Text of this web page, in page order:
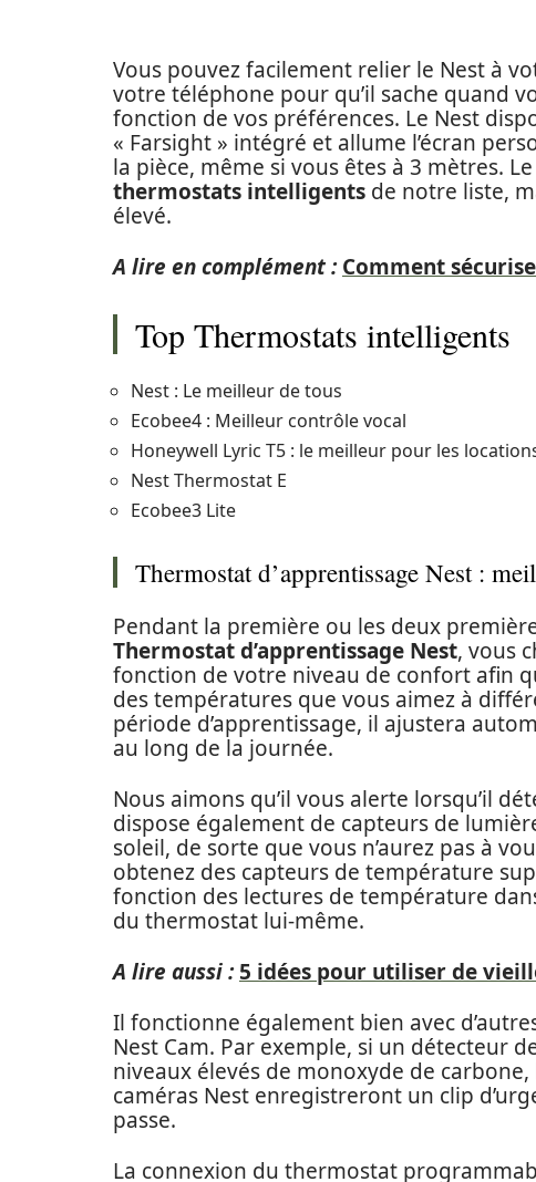
Vous pouvez facilement relier le Nest à
votre téléphone pour qu’il sache quand
fonction de vos préférences. Le Nest
« Farsight » intégré et allume l’écran
la pièce, même si vous êtes à 3 mètres.
thermostats intelligents de notre liste,
élevé.
A lire en complément : Comment
Top Thermostats intelligents
Nest : Le meilleur de tous
Ecobee4 : Meilleur contrôle vocal
Honeywell Lyric T5 : le meilleur pour les
Nest Thermostat E
Ecobee3 Lite
Thermostat d’apprentissage Nest :
Pendant la première ou les deux
Thermostat d’apprentissage Nest, vous
fonction de votre niveau de confort afin
des températures que vous aimez à
période d’apprentissage, il ajustera
au long de la journée.
Nous aimons qu’il vous alerte lorsqu’il
dispose également de capteurs de
soleil, de sorte que vous n’aurez pas à
obtenez des capteurs de température
fonction des lectures de température
du thermostat lui-même.
A lire aussi : 5 idées pour utiliser de
Il fonctionne également bien avec
Nest Cam. Par exemple, si un détecteur
niveaux élevés de monoxyde de
caméras Nest enregistreront un clip
passe.
La connexion du thermostat